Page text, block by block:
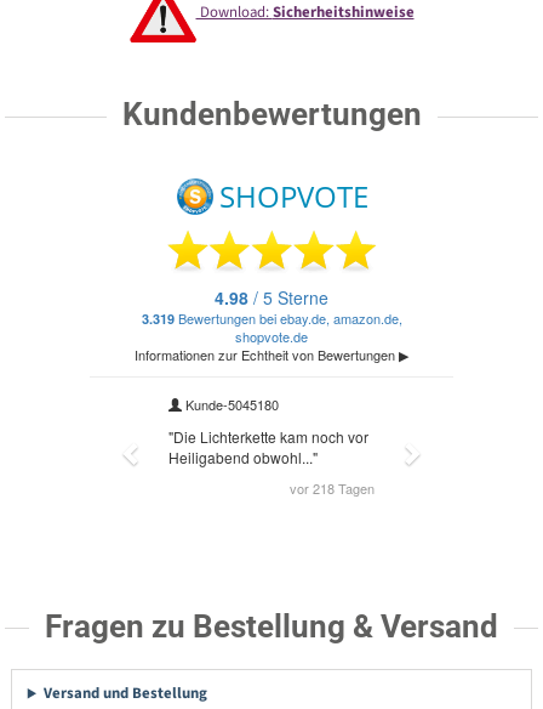
Download:Sicherheitshinweise
Kundenbewertungen
Fragen zu Bestellung & Versand
Versand und Bestellung